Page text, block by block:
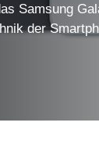
Samsung
der